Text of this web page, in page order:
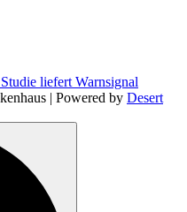
| Powered by Desert